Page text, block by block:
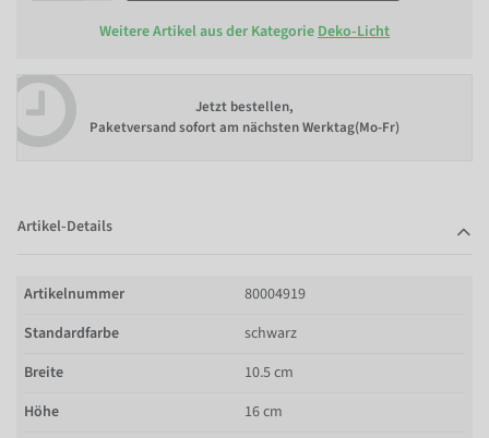
Weitere Artikel aus der Kategorie Deko-Licht
Jetzt bestellen,
Paketversand sofort am nächsten Werktag(Mo-Fr)
Artikel-Details
Artikelnummer
80004919
Standardfarbe
schwarz
Breite
10.5 cm
Höhe
16 cm